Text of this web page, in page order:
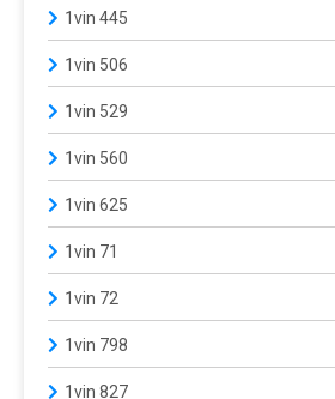
1vin 445
1vin 506
1vin 529
1vin 560
1vin 625
1vin 71
1vin 72
1vin 798
1vin 827